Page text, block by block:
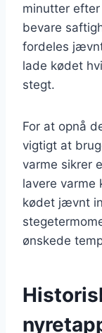
minutter
bevare
fordeles
lade kødet
stegt.
For at opnå
vigtigt at
varme sikrer
lavere
kødet jævnt
ønskede